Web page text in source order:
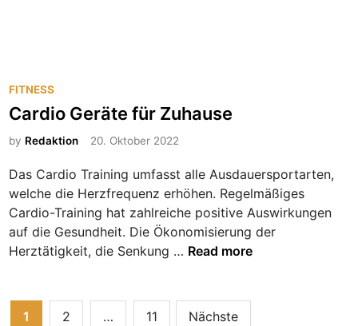
u
f
a
c
t
e
n
:
a
g
e
n
P
o
t
d
i
n
FITNESS
Cardio Geräte für Zuhause
by Redaktion 20. Oktober 2022
Das Cardio Training umfasst alle Ausdauersportarten,
welche die Herzfrequenz erhöhen. Regelmäßiges
Cardio-Training hat zahlreiche positive Auswirkungen
auf die Gesundheit. Die Ökonomisierung der
Herztätigkeit, die Senkung … C
d
Read more
Beitragsnavigation
1 2 … 11 Nächste